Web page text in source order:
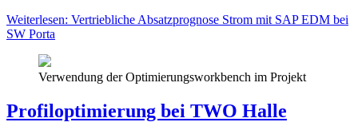
Weiterlesen: Vertriebliche Absatzprognose Strom mit SAP EDM bei
SW Porta
Verwendung der Optimierungsworkbench im Projekt
Profiloptimierung bei TWO Halle